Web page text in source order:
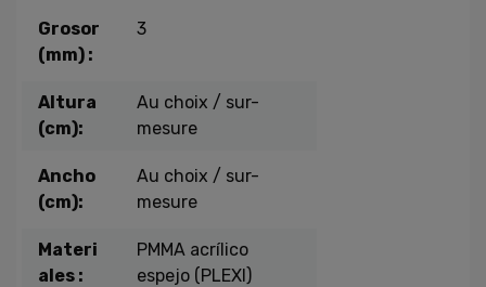
Grosor
(mm) :
3
Altura
(cm):
Au choix / sur-
mesure
Ancho
(cm):
Au choix / sur-
mesure
Materi
ales :
PMMA acrílico
espejo (PLEXI)